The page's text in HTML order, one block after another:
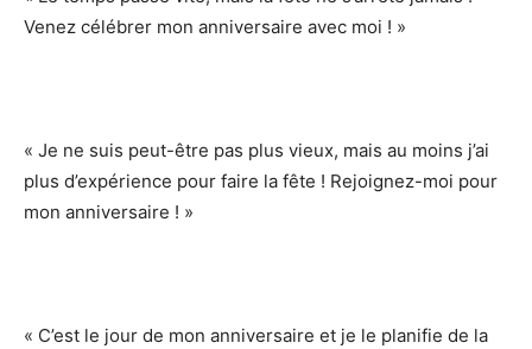
Venez célébrer mon anniversaire avec moi ! »
« Je ne suis peut-être pas plus vieux, mais au moins j’ai
plus d’expérience pour faire la fête ! Rejoignez-moi pour
mon anniversaire ! »
« C’est le jour de mon anniversaire et je le planifie de la